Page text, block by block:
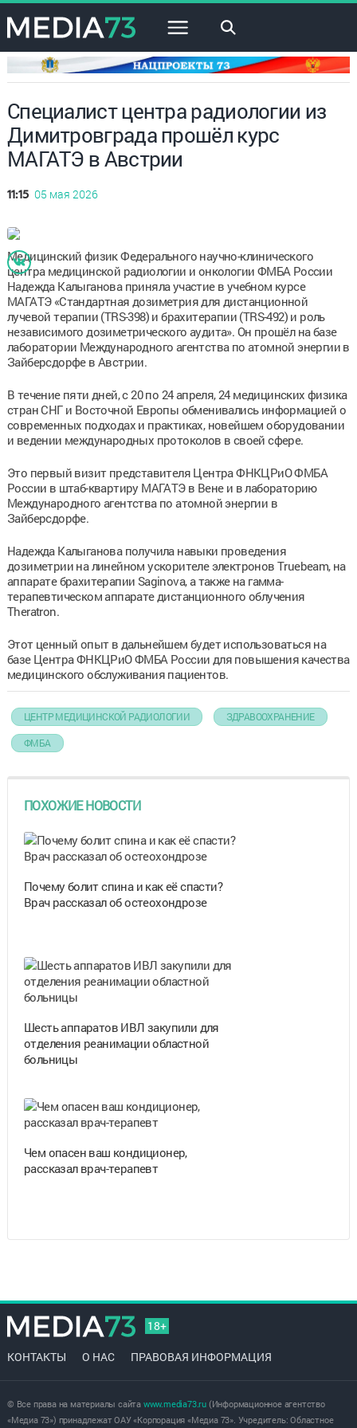
×
Специалист центра радиологии из
Димитровграда прошёл курс
МАГАТЭ в Австрии
11:15 05 мая 2026
Медицинский физик Федерального научно-клинического
центра медицинской радиологии и онкологии ФМБА России
Надежда Калыганова приняла участие в учебном курсе
МАГАТЭ «Стандартная дозиметрия для дистанционной
лучевой терапии (TRS-398) и брахитерапии (TRS-492) и роль
независимого дозиметрического аудита». Он прошёл на базе
лаборатории Международного агентства по атомной энергии в
Зайберсдорфе в Австрии.
В течение пяти дней, с 20 по 24 апреля, 24 медицинских физика
стран СНГ и Восточной Европы обменивались информацией о
современных подходах и практиках, новейшем оборудовании
и ведении международных протоколов в своей сфере.
Это первый визит представителя Центра ФНКЦРиО ФМБА
России в штаб-квартиру МАГАТЭ в Вене и в лабораторию
Международного агентства по атомной энергии в
Зайберсдорфе.
Надежда Калыганова получила навыки проведения
дозиметрии на линейном ускорителе электронов Truebeam, на
аппарате брахитерапии Saginova, а также на гамма-
терапевтическом аппарате дистанционного облучения
Theratron.
Этот ценный опыт в дальнейшем будет использоваться на
базе Центра ФНКЦРиО ФМБА России для повышения качества
медицинского обслуживания пациентов.
ЦЕНТР МЕДИЦИНСКОЙ РАДИОЛОГИИ ЗДРАВООХРАНЕНИЕ
ФМБА
ПОХОЖИЕ НОВОСТИ
Почему болит спина и как её спасти?
Врач рассказал об остеохондрозе
Шесть аппаратов ИВЛ закупили для
отделения реанимации областной
больницы
Чем опасен ваш кондиционер,
рассказал врач-терапевт
18+
КОНТАКТЫ О НАС ПРАВОВАЯ ИНФОРМАЦИЯ
© Все права на материалы сайта www.media73.ru(Информационное агентство
«Медиа 73») принадлежат ОАУ «Корпорация «Медиа 73». Учредитель: Областное